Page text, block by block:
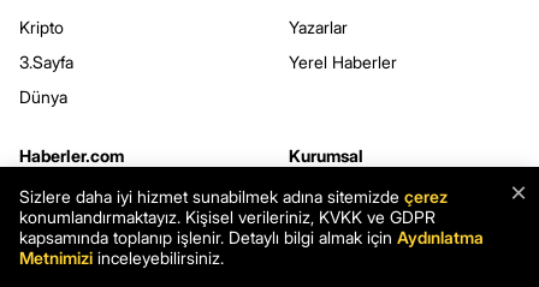
Kripto
3.Sayfa
Dünya
Yazarlar
Yerel Haberler
Haberler.com
Hava Durumu
Namaz Vakitleri
Seçim Sonuçları
Kurumsal
Kullanım Şartları
Gizlilik Politikası
×
Sizlere daha iyi hizmet sunabilmek adına sitemizde çerez
konumlandırmaktayız. Kişisel verileriniz, KVKK ve GDPR
kapsamında toplanıp işlenir. Detaylı bilgi almak için Aydınlatma
Metnimizi inceleyebilirsiniz.